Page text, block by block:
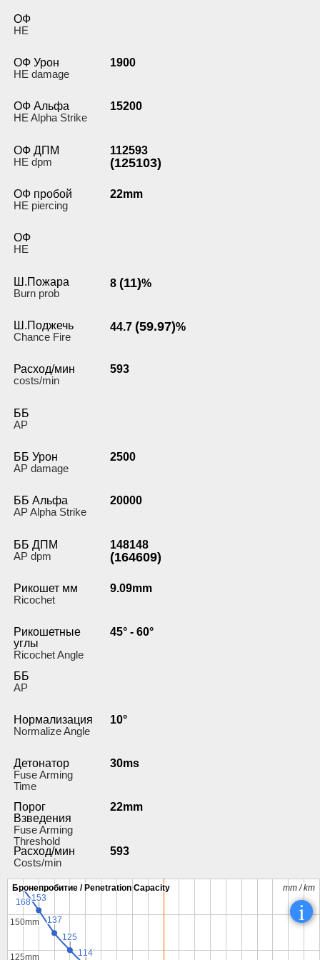
ОФ
HE
ОФ Урон
HE damage
1900
ОФ Альфа
HE Alpha Strike
15200
ОФ ДПМ
HE dpm
112593
(125103)
ОФ пробой
HE piercing
22mm
ОФ
HE
Ш.Пожара
Burn prob
8 (11)%
Ш.Поджечь
Chance Fire
44.7 (59.97)%
Расход/мин
costs/min
593
ББ
AP
ББ Урон
AP damage
2500
ББ Альфа
AP Alpha Strike
20000
ББ ДПМ
AP dpm
148148
(164609)
Рикошет мм
Ricochet
9.09mm
Рикошетные
углы
Ricochet Angle
45° - 60°
ББ
AP
Нормализация
Normalize Angle
10°
Детонатор
Fuse Arming
Time
30ms
Порог
Взведения
Fuse Arming
Threshold
22mm
Расход/мин
Costs/min
593
i
Бронепробитие / Penetration Capacity
Бронепробитие / Penetration Capacity
125mm
125mm
150mm
150mm
mm / km
mm / km
168
168153
153
137
137
125
125
114
114